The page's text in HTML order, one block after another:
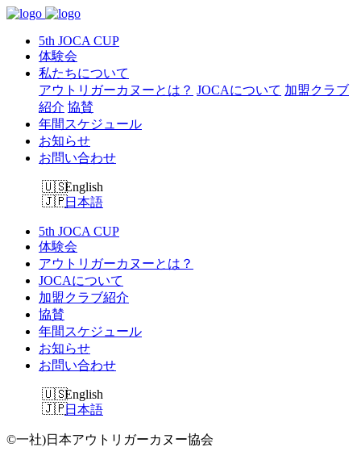
5th JOCA CUP
体験会
私たちについて
アウトリガーカヌーとは？ JOCAについて 加盟クラブ
紹介 協賛
年間スケジュール
お知らせ
お問い合わせ
English
日本語
5th JOCA CUP
体験会
アウトリガーカヌーとは？
JOCAについて
加盟クラブ紹介
協賛
年間スケジュール
お知らせ
お問い合わせ
English
日本語
©一社)日本アウトリガーカヌー協会